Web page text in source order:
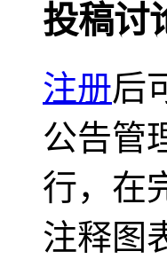
投稿讨
注册后
公告管
行，在
注释图